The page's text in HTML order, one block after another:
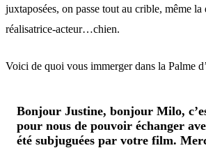
juxtaposées, on passe tout au crible, même
réalisatrice-acteur…chien.
Voici de quoi vous immerger dans la Palme
Bonjour Justine, bonjour Milo,
pour nous de pouvoir échanger
été subjuguées par votre film.